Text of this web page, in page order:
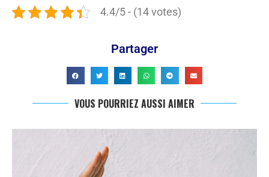
4.4/5 - (14 votes)
Partager
VOUS POURRIEZ AUSSI AIMER